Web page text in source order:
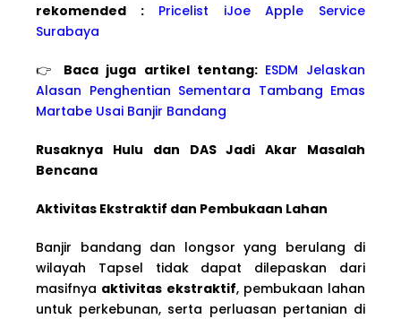
rekomended :
Pricelist iJoe Apple Service
Surabaya
👉 Baca juga artikel tentang: ESDM Jelaskan
Alasan Penghentian Sementara Tambang Emas
Martabe Usai Banjir Bandang
Rusaknya Hulu dan DAS Jadi Akar Masalah
Bencana
Aktivitas Ekstraktif dan Pembukaan Lahan
Banjir bandang dan longsor yang berulang di
wilayah Tapsel tidak dapat dilepaskan dari
masifnya aktivitas ekstraktif, pembukaan lahan
untuk perkebunan, serta perluasan pertanian di